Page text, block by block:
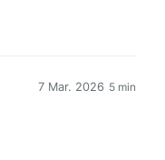
7 Mar. 2026 5 min